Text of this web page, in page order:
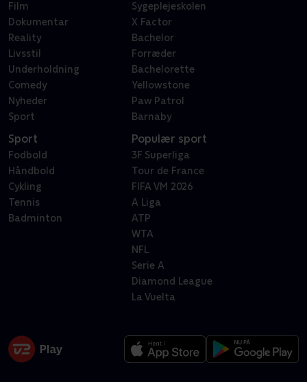
Film
Dokumentar
Reality
Livsstil
Underholdning
Comedy
Nyheder
Sport
Sygeplejeskolen
X Factor
Bachelor
Forræder
Bachelorette
Yellowstone
Paw Patrol
Barnaby
Sport
Fodbold
Håndbold
Cykling
Tennis
Badminton
Populær sport
3F Superliga
Tour de France
FIFA VM 2026
A Liga
ATP
WTA
NFL
Serie A
Diamond League
La Vuelta